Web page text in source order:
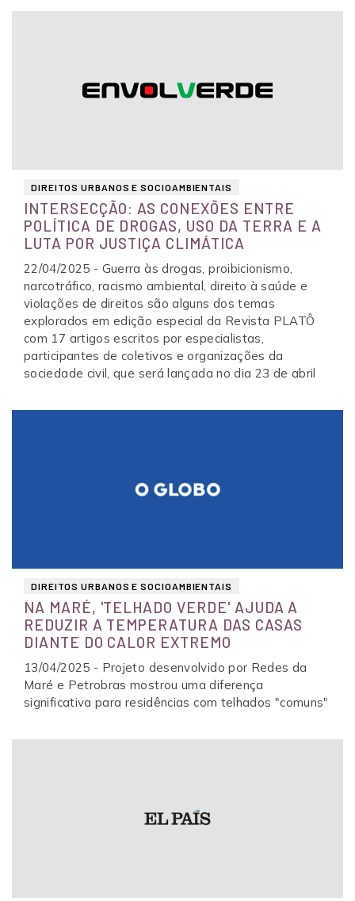
DIREITOS URBANOS E SOCIOAMBIENTAIS
INTERSECÇÃO: AS CONEXÕES ENTRE
POLÍTICA DE DROGAS, USO DA TERRA E A
LUTA POR JUSTIÇA CLIMÁTICA
22/04/2025 - Guerra às drogas, proibicionismo,
narcotráfico, racismo ambiental, direito à saúde e
violações de direitos são alguns dos temas
explorados em edição especial da Revista PLATÔ
com 17 artigos escritos por especialistas,
participantes de coletivos e organizações da
sociedade civil, que será lançada no dia 23 de abril
DIREITOS URBANOS E SOCIOAMBIENTAIS
NA MARÉ, 'TELHADO VERDE' AJUDA A
REDUZIR A TEMPERATURA DAS CASAS
DIANTE DO CALOR EXTREMO
13/04/2025 - Projeto desenvolvido por Redes da
Maré e Petrobras mostrou uma diferença
significativa para residências com telhados "comuns"